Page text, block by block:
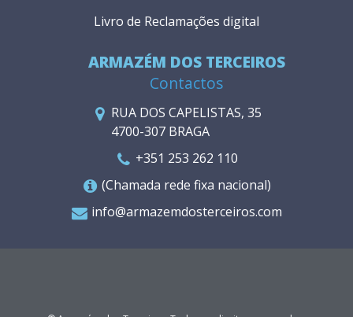
ARMAZÉM DOS TERCEIROS
Contactos
RUA DOS CAPELISTAS, 35
4700-307 BRAGA
+351 253 262 110
(Chamada rede fixa nacional)
info@armazemdosterceiros.com
Livro de Reclamações digital